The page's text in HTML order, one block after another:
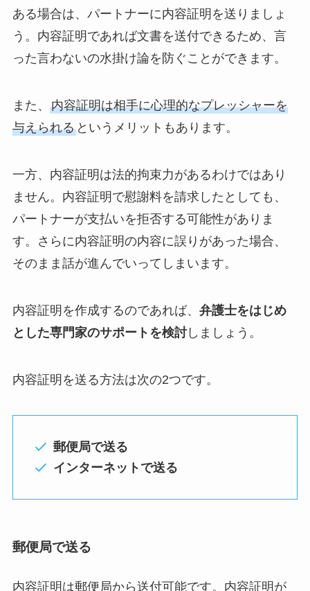
ある場合は、パートナーに内容証明を送りましょ
う。内容証明であれば文書を送付できるため、言
った言わないの水掛け論を防ぐことができます。
また、 内容証明は相手に心理的なプレッシャーを
与えられるというメリットもあります。
一方、内容証明は法的拘束力があるわけではあり
ません。内容証明で慰謝料を請求したとしても、
パートナーが支払いを拒否する可能性がありま
す。さらに内容証明の内容に誤りがあった場合、
そのまま話が進んでいってしまいます。
内容証明を作成するのであれば、 弁護士をはじめ
とした専門家のサポートを検討しましょう。
内容証明を送る方法は次の2つです。
郵便局で送る
インターネットで送る
郵便局で送る
内容証明は郵便局から送付可能です。内容証明が